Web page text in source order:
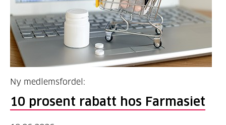
Ny medlemsfordel:
10 prosent rabatt hos Farmasiet